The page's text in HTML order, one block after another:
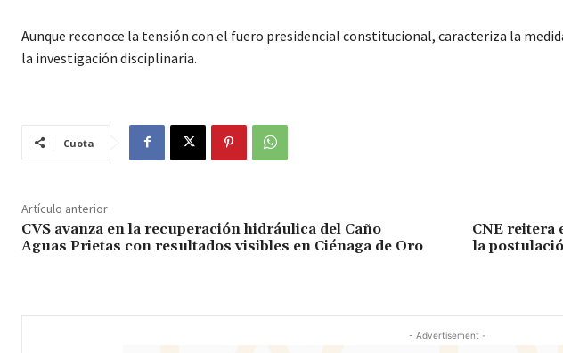
Aunque reconoce la tensión con el fuero presidencial constitucional, caracteriza la
la investigación disciplinaria.
Cuota
Artículo anterior
CVS avanza en la recuperación hidráulica del Caño
Aguas Prietas con resultados visibles en Ciénaga de Oro
CNE reitera
la
- Advertisement -